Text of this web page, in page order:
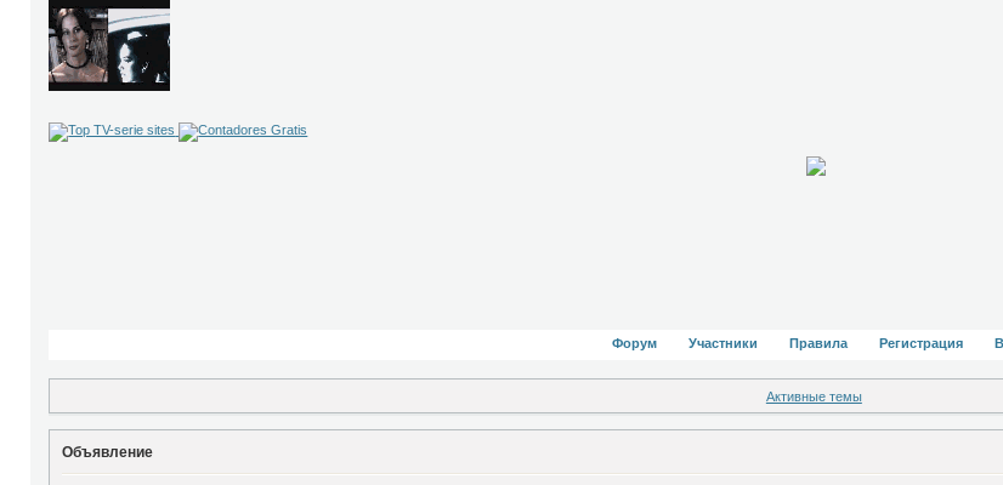
Форум Участники Правила Регистрация
Активные темы
Объявление